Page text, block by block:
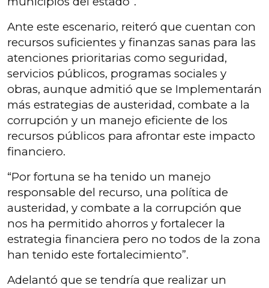
Ante este escenario, reiteró que cuentan con
recursos suficientes y finanzas sanas para las
atenciones prioritarias como seguridad,
servicios públicos, programas sociales y
obras, aunque admitió que se Implementarán
más estrategias de austeridad, combate a la
corrupción y un manejo eficiente de los
recursos públicos para afrontar este impacto
financiero.
“Por fortuna se ha tenido un manejo
responsable del recurso, una política de
austeridad, y combate a la corrupción que
nos ha permitido ahorros y fortalecer la
estrategia financiera pero no todos de la zona
han tenido este fortalecimiento”.
Adelantó que se tendría que realizar un